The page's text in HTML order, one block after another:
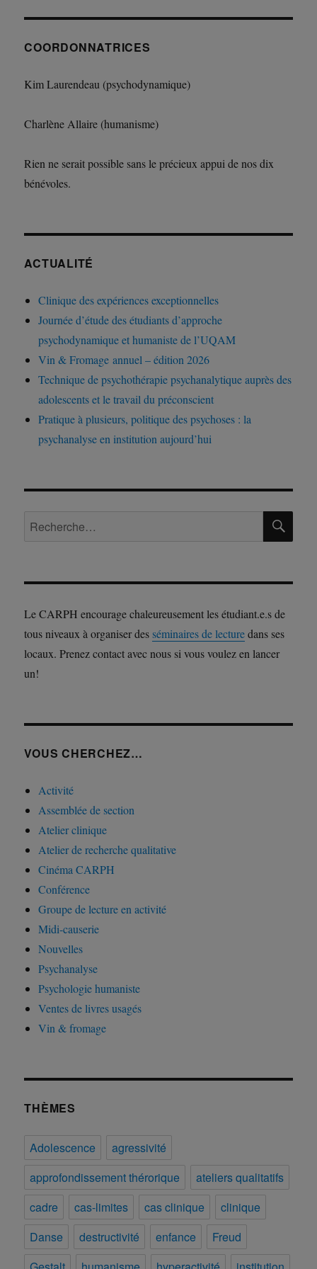
COORDONNATRICES
Kim Laurendeau (psychodynamique)
Charlène Allaire (humanisme)
Rien ne serait possible sans le précieux appui de nos dix
bénévoles.
ACTUALITÉ
Clinique des expériences exceptionnelles
Journée d’étude des étudiants d’approche
psychodynamique et humaniste de l’UQAM
Vin & Fromage annuel – édition 2026
Technique de psychothérapie psychanalytique auprès des
adolescents et le travail du préconscient
Pratique à plusieurs, politique des psychoses : la
psychanalyse en institution aujourd’hui
Recherche
Le CARPH encourage chaleureusement les étudiant.e.s de
tous niveaux à organiser des séminaires de lecturedans ses
locaux. Prenez contact avec nous si vous voulez en lancer
un!
VOUS CHERCHEZ…
Activité
Assemblée de section
Atelier clinique
Atelier de recherche qualitative
Cinéma CARPH
Conférence
Groupe de lecture en activité
Midi-causerie
Nouvelles
Psychanalyse
Psychologie humaniste
Ventes de livres usagés
Vin & fromage
THÈMES
Adolescence
agressivité
approfondissement thérorique
ateliers qualitatifs
cadre
cas-limites cas clinique
clinique
Danse
destructivité enfance
Freud